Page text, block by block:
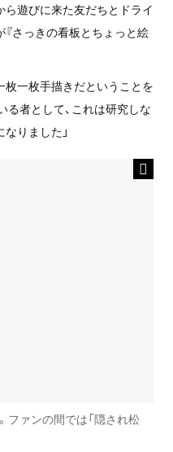
ら遊びに来た友だちとドライ
さっきの看板とちょっと絵
枚一枚手描きだということを
る者として、これは研究しな
りました」
ファンの間では「隠され松